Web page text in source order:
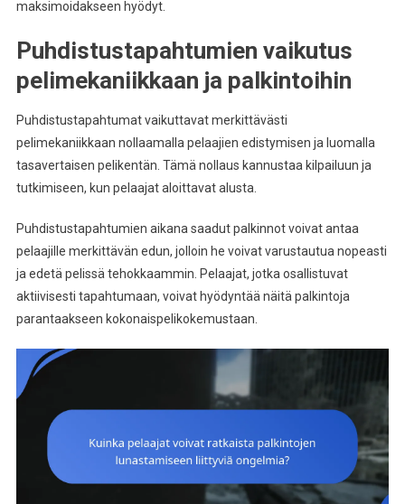
maksimoidakseen hyödyt.
Puhdistustapahtumien vaikutus
pelimekaniikkaan ja palkintoihin
Puhdistustapahtumat vaikuttavat merkittävästi
pelimekaniikkaan nollaamalla pelaajien edistymisen ja luomalla
tasavertaisen pelikentän. Tämä nollaus kannustaa kilpailuun ja
tutkimiseen, kun pelaajat aloittavat alusta.
Puhdistustapahtumien aikana saadut palkinnot voivat antaa
pelaajille merkittävän edun, jolloin he voivat varustautua nopeasti
ja edetä pelissä tehokkaammin. Pelaajat, jotka osallistuvat
aktiivisesti tapahtumaan, voivat hyödyntää näitä palkintoja
parantaakseen kokonaispelikokemustaan.